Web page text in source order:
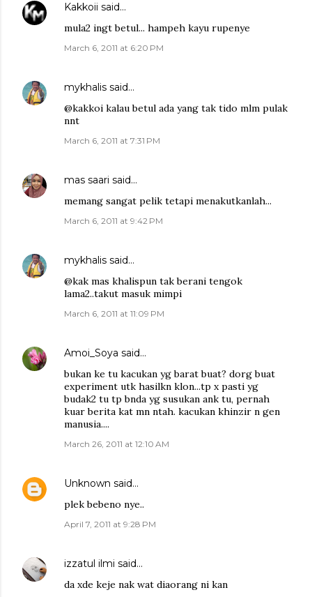
Kakkoii said…
mula2 ingt betul... hampeh kayu rupenye
March 6, 2011 at 6:20 PM
mykhalis said…
@kakkoi kalau betul ada yang tak tido mlm pulak
nnt
March 6, 2011 at 7:31 PM
mas saari said…
memang sangat pelik tetapi menakutkanlah...
March 6, 2011 at 9:42 PM
mykhalis said…
@kak mas khalispun tak berani tengok
lama2..takut masuk mimpi
March 6, 2011 at 11:09 PM
Amoi_Soya said…
bukan ke tu kacukan yg barat buat? dorg buat
experiment utk hasilkn klon...tp x pasti yg
budak2 tu tp bnda yg susukan ank tu, pernah
kuar berita kat mn ntah. kacukan khinzir n gen
manusia....
March 26, 2011 at 12:10 AM
Unknown said…
plek bebeno nye..
April 7, 2011 at 9:28 PM
izzatul ilmi said…
da xde keje nak wat diaorang ni kan